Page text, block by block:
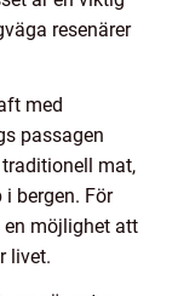
resenärer
med
passagen
mat,
bergen. För
en möjlighet att
livet.